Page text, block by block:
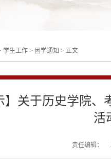
学生工作> 团学通知 > 正文
】关于历史学院
活
责任编辑：